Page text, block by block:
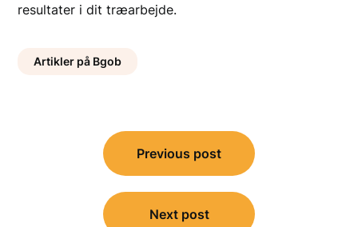
resultater i dit træarbejde.
Artikler på Bgob
Indlægsnavigation
Previous post
Next post